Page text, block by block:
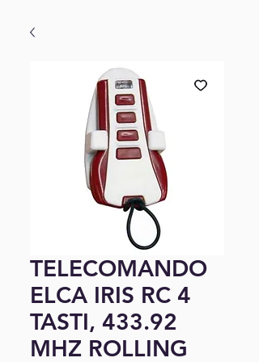
TELECOMANDO
ELCA IRIS RC 4
TASTI, 433.92
MHZ ROLLING